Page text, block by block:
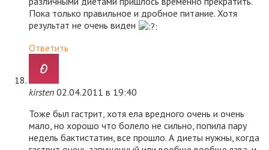
Пока только правильное и дробное питание. Хотя
результат не очень виден
Ответить
kirsten 02.04.2011 в 19:40
Тоже был гастрит, хотя ела вредного очень и очень
мало, но хорошо что болело не сильно, попила пару
недель бактистатин, все прошло. А диеты нужны, когда